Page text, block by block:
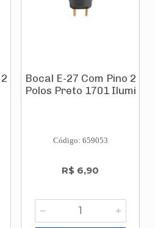
Bocal E-27 Com Pino 2
Polos Preto 1701 Ilumi
Código: 659053
R$ 6,90